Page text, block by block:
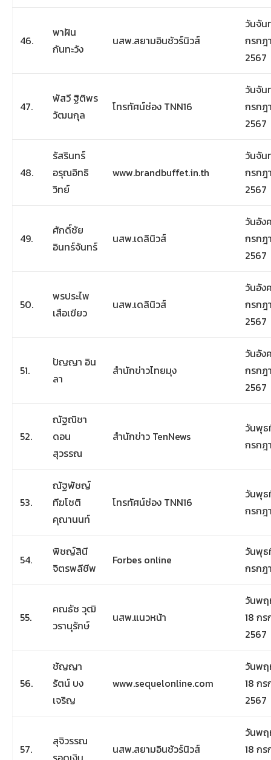
46.
พาฝัน
กันทะวัง
นสพ.สยามอินชัวร์นิวส์
วันจัน
กรกฎ
2567
47.
พัสวี ฐิติพร
วัฒนกุล
โทรทัศน์ช่อง TNN16
วันจัน
กรกฎ
2567
48.
รัสรินทร์
อรุณอิทธิ
วิทย์
www.brandbuffet.in.th
วันจัน
กรกฎ
2567
49.
ศักดิ์ชัย
อินทร์จันทร์
นสพ.เดลินิวส์
วันอัง
กรกฎ
2567
50.
พรประไพ
เสือเขียว
นสพ.เดลินิวส์
วันอัง
กรกฎ
2567
51.
ปัญญา อิน
ลา
สำนักข่าวไทยมุง
วันอัง
กรกฎ
2567
52.
ณัฐณิชา
ดอน
สุวรรณ
สำนักข่าว TenNews
วันพุธ
กรกฎ
53.
ณัฐพัชญ์
ทีฆโชติ
คุณานนท์
โทรทัศน์ช่อง TNN16
วันพุธ
กรกฎ
54.
พิชญ์สินี
จิตรพลีชีพ
Forbes online
วันพุธ
กรกฎ
55.
คณธัช วุฒิ
วรานุรักษ์
นสพ.แนวหน้า
วันพ
18 ก
2567
56.
ชัญญา
รัตน์ บง
เจริญ
www.sequelonline.com
วันพ
18 ก
2567
57.
สุจิวรรณ
นสพ.สยามอินชัวร์นิวส์
วันพ
18 ก